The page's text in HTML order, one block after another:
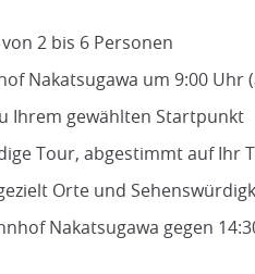
2 bis 6 Personen
Nakatsugawa um 9:00
Ihrem gewählten Startpunkt
Tour, abgestimmt auf Ihr
Orte und
Nakatsugawa gegen